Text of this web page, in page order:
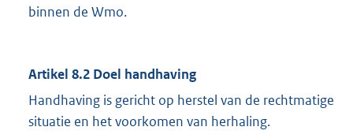
binnen de Wmo.
Artikel 8.2 Doel handhaving
Handhaving is gericht op herstel van de rechtmatige
situatie en het voorkomen van herhaling.